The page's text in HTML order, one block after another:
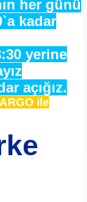
her günü
kadar
yerine
açığız.
ile